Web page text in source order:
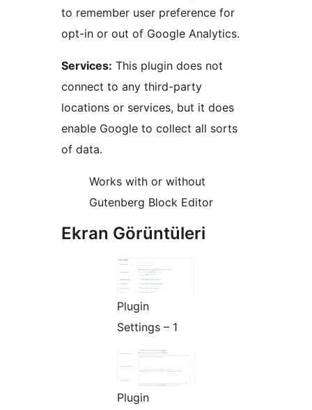
to remember user preference for
opt-in or out of Google Analytics.
Services: This plugin does not
connect to any third-party
locations or services, but it does
enable Google to collect all sorts
of data.
Works with or without
Gutenberg Block Editor
Ekran Görüntüleri
Plugin
Settings – 1
Plugin